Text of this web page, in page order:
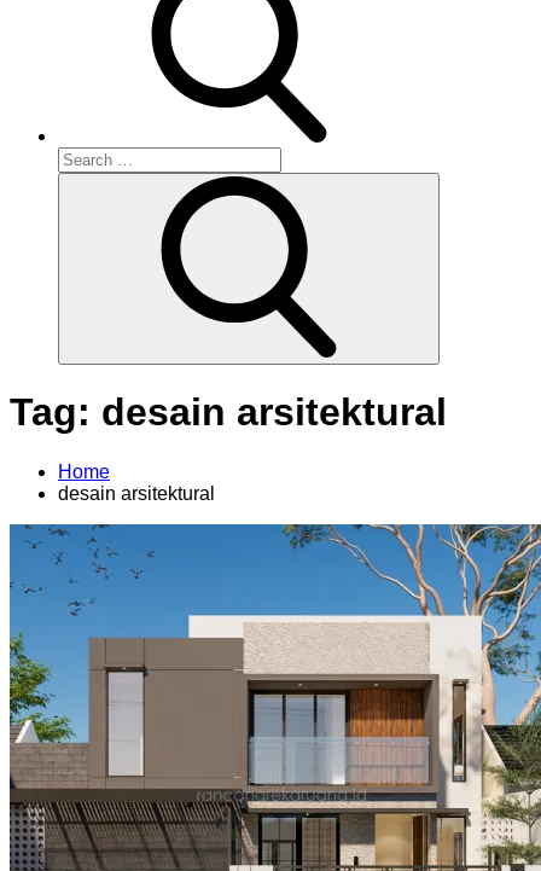
Search
for:
Tag: desain arsitektural
Home
desain arsitektural